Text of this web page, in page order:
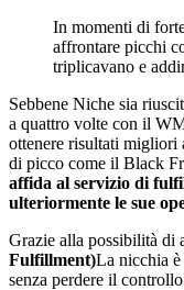
In momenti di
affrontare picchi
triplicavano e
Sebbene Niche sia
a quattro volte con il
ottenere risultati migliori
di picco come il Black
affida al servizio di
ulteriormente le sue
Grazie alla possibilità di
Fulfillment)La nicchia
senza perdere il